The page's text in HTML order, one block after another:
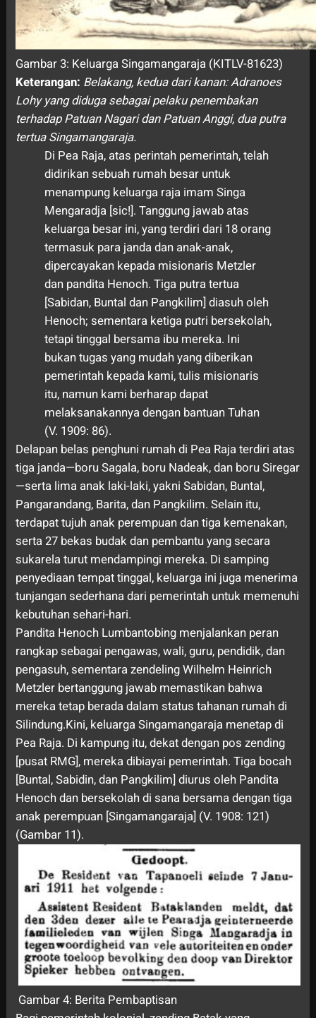
Gambar 3: Keluarga Singamangaraja (KITLV-81623)
Keterangan: Belakang, kedua dari kanan: Adranoes
Lohy yang diduga sebagai pelaku penembakan
terhadap Patuan Nagari dan Patuan Anggi, dua putra
tertua Singamangaraja.
Di Pea Raja, atas perintah pemerintah, telah
didirikan sebuah rumah besar untuk
menampung keluarga raja imam Singa
Mengaradja [sic!]. Tanggung jawab atas
keluarga besar ini, yang terdiri dari 18 orang
termasuk para janda dan anak-anak,
dipercayakan kepada misionaris Metzler
dan pandita Henoch. Tiga putra tertua
[Sabidan, Buntal dan Pangkilim] diasuh oleh
Henoch; sementara ketiga putri bersekolah,
tetapi tinggal bersama ibu mereka. Ini
bukan tugas yang mudah yang diberikan
pemerintah kepada kami, tulis misionaris
itu, namun kami berharap dapat
melaksanakannya dengan bantuan Tuhan
(V. 1909: 86).
Delapan belas penghuni rumah di Pea Raja terdiri atas
tiga janda—boru Sagala, boru Nadeak, dan boru Siregar
—serta lima anak laki-laki, yakni Sabidan, Buntal,
Pangarandang, Barita, dan Pangkilim. Selain itu,
terdapat tujuh anak perempuan dan tiga kemenakan,
serta 27 bekas budak dan pembantu yang secara
sukarela turut mendampingi mereka. Di samping
penyediaan tempat tinggal, keluarga ini juga menerima
tunjangan sederhana dari pemerintah untuk memenuhi
kebutuhan sehari-hari.
Pandita Henoch Lumbantobing menjalankan peran
rangkap sebagai pengawas, wali, guru, pendidik, dan
pengasuh, sementara zendeling Wilhelm Heinrich
Metzler bertanggung jawab memastikan bahwa
mereka tetap berada dalam status tahanan rumah di
Silindung.Kini, keluarga Singamangaraja menetap di
Pea Raja. Di kampung itu, dekat dengan pos zending
[pusat RMG], mereka dibiayai pemerintah. Tiga bocah
[Buntal, Sabidin, dan Pangkilim] diurus oleh Pandita
Henoch dan bersekolah di sana bersama dengan tiga
anak perempuan [Singamangaraja] (V. 1908: 121)
(Gambar 11).
Gambar 4: Berita Pembaptisan